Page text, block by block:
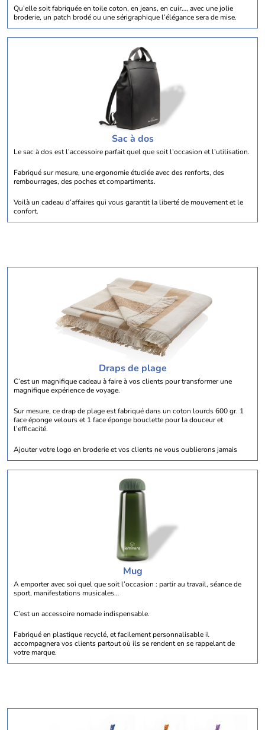
Qu’elle soit fabriquée en toile coton, en jeans, en cuir…, avec une jolie
broderie, un patch brodé ou une sérigraphique l’élégance sera de mise.
Sac à dos
Le sac à dos est l’accessoire parfait quel que soit l’occasion et l’utilisation.
Fabriqué sur mesure, une ergonomie étudiée avec des renforts, des
rembourrages, des poches et compartiments.
Voilà un cadeau d’affaires qui vous garantit la liberté de mouvement et le
confort.
Draps de plage
C’est un magnifique cadeau à faire à vos clients pour transformer une
magnifique expérience de voyage.
Sur mesure, ce drap de plage est fabriqué dans un coton lourds 600 gr. 1
face éponge velours et 1 face éponge bouclette pour la douceur et
l’efficacité.
Ajouter votre logo en broderie et vos clients ne vous oublierons jamais
Mug
A emporter avec soi quel que soit l’occasion : partir au travail, séance de
sport, manifestations musicales…
C’est un accessoire nomade indispensable.
Fabriqué en plastique recyclé, et facilement personnalisable il
accompagnera vos clients partout où ils se rendent en se rappelant de
votre marque.